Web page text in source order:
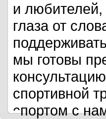
и любителей,
глаза от
мы готовы
спортивной
спортом с